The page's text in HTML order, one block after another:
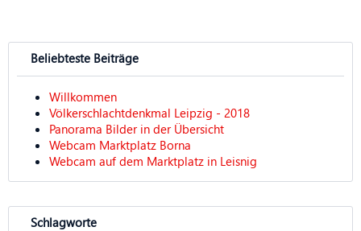
Beliebteste Beiträge
Willkommen
Völkerschlachtdenkmal Leipzig - 2018
Panorama Bilder in der Übersicht
Webcam Marktplatz Borna
Webcam auf dem Marktplatz in Leisnig
Schlagworte